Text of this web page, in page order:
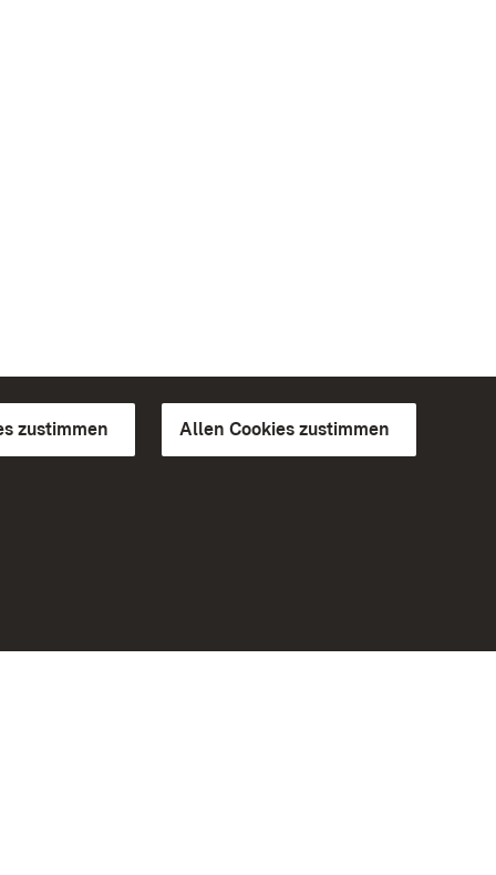
zustimmen Allen Cookies zustimmen